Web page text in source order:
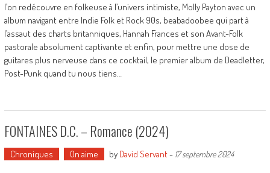
l’on redécouvre en folkeuse à l’univers intimiste, Molly Payton avec un
album navigant entre Indie Folk et Rock 90s, beabadoobee qui part à
l’assaut des charts britanniques, Hannah Frances et son Avant-Folk
pastorale absolument captivante et enfin, pour mettre une dose de
guitares plus nerveuse dans ce cocktail, le premier album de Deadletter,
Post-Punk quand tu nous tiens…
FONTAINES D.C. – Romance (2024)
Chroniques On aime by David Servant- 17 septembre 2024